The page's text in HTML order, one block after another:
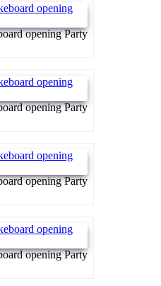
opening Party
opening Party
opening Party
opening Party